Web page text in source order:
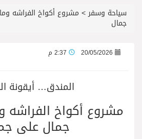
سياحة وسفر> مشروع أكواخ الفراشه
جمال
20/05/2026
المندق… أيقونة
مشروع أكواخ الفراشه
جمال على